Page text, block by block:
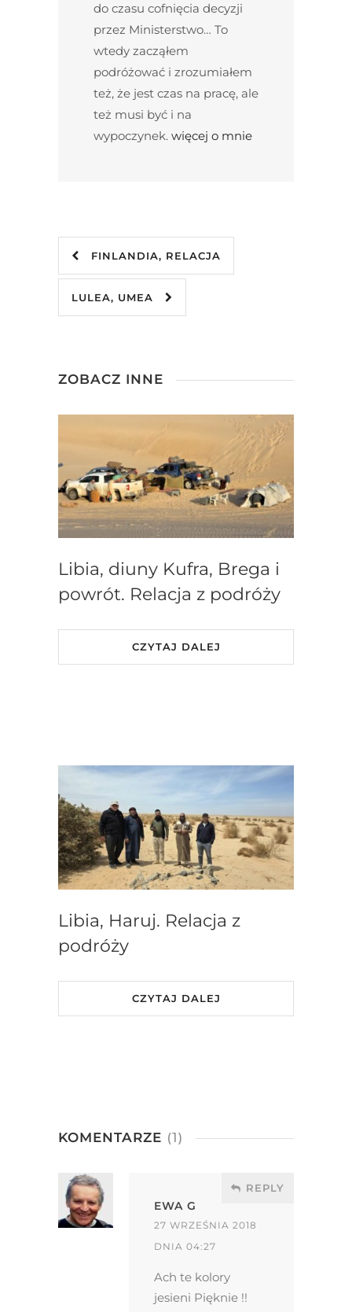
do czasu cofnięcia decyzji
przez Ministerstwo… To
wtedy zacząłem
podróżować i zrozumiałem
też, że jest czas na pracę, ale
też musi być i na
wypoczynek. więcej o mnie
FINLANDIA, RELACJA
LULEA, UMEA
ZOBACZ INNE
Libia, diuny Kufra, Brega i
powrót. Relacja z podróży
CZYTAJ DALEJ
Libia, Haruj. Relacja z
podróży
CZYTAJ DALEJ
KOMENTARZE (1)
EWA G
27 WRZEŚNIA 2018
DNIA 04:27
REPLY
Ach te kolory
jesieni Pięknie !!